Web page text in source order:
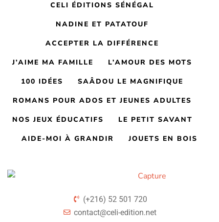
CELI ÉDITIONS SÉNÉGAL
NADINE ET PATATOUF
ACCEPTER LA DIFFÉRENCE
J’AIME MA FAMILLE L’AMOUR DES MOTS
100 IDÉES SAÂDOU LE MAGNIFIQUE
ROMANS POUR ADOS ET JEUNES ADULTES
NOS JEUX ÉDUCATIFS LE PETIT SAVANT
AIDE-MOI À GRANDIR JOUETS EN BOIS
(+216) 52 501 720
contact@celi-edition.net